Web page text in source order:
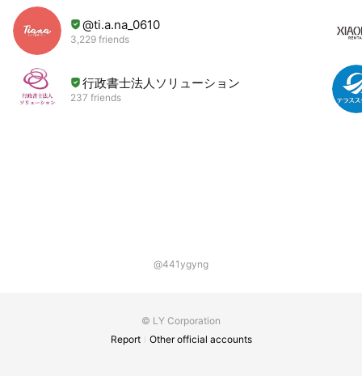
@ti.a.na_0610
3,229 friends
行政書士法人ソリューション
237 friends
@441ygyng
© LY Corporation
Report
Other official accounts